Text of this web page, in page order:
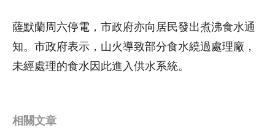
薩默蘭周六停電，市政府亦向居民發出煮沸食水通
知。市政府表示，山火導致部分食水繞過處理廠，
未經處理的食水因此進入供水系統。
相關文章